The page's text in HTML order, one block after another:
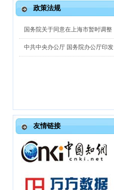
政策法规
国务院关于同意在上海市暂时调整
2026-05
中共中央办公厅 国务院办公厅印发
友情链接